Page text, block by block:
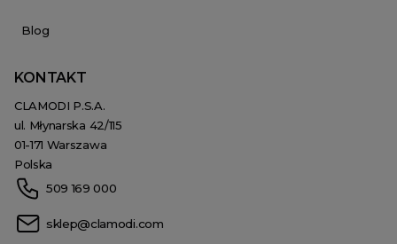
Blog
KONTAKT
CLAMODI P.S.A.
ul. Młynarska 42/115
01-171 Warszawa
Polska
509 169 000
sklep@clamodi.com